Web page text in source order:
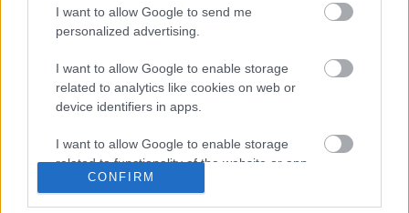
I want to allow Google to send me
personalized advertising.
I want to allow Google to enable storage
related to analytics like cookies on web or
device identifiers in apps.
I want to allow Google to enable storage
related to functionality of the website or app.
CONFIRM
Kirjoittajasta
Mikkel Christensen
Hänellä on yli 20 vuoden kokemus
ammattimaisena
tietokoneohjelmoijana/ohjelmistokehittäjänä,
ja tällä hetkellä hän työskentelee
kokopäiväisesti suuressa eurooppalaisessa IT-
yrityksessä. Kun hän ei ole bloggaamassa, hän
käyttää vapaa-aikaansa monenlaisiin
kiinnostuksen kohteisiin, harrastuksiin ja
aktiviteetteihin, mikä saattaa jossain määrin